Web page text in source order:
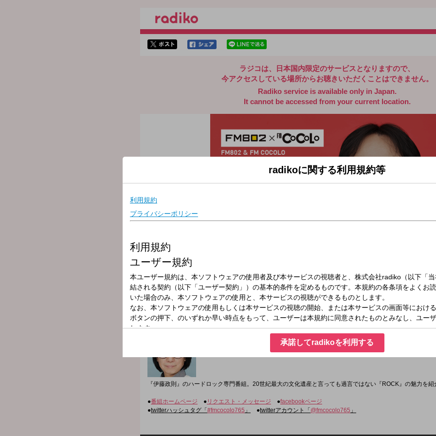
ラジコは、日本国内限定のサービスとなりますので、
今アクセスしている場所からお聴きいただくことはできません。
Radiko service is available only in Japan.
It cannot be accessed from your current location.
放送局
放送時間
2026年5月29日（金）24:00～25:00
番組名
ROCK ON(24時台)
『伊藤政則』のハードロック専門番組。20世紀最大の文化遺産と言っても過言ではない『ROCK』の魅力を紹
●番組ホームページ ● リクエスト・メッセージ ●facebookページ
●twitterハッシュタグ「 #fmcocolo765 」 ●twitterアカウント「 @fmcocolo765 」
radikoに関する利用規約等
承諾してradikoを利用する